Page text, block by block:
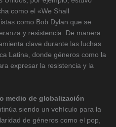
como el «We Shall
como Bob Dylan que se
y resistencia. De manera
clave durante las luchas
Latina, donde géneros como la
expresar la resistencia y la
medio de globalización
siendo un vehículo para la
de géneros como el pop,